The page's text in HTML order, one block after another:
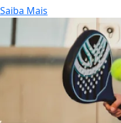
Saiba Mais